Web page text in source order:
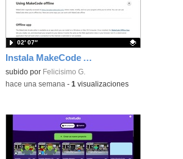
Instala MakeCode Arcade offline para programar grandes juegos sin necesidad de Internet
Contenido educativo.
subido por Felicisimo G.
02′ 07″
-hace una semana - 1 visualizaciones